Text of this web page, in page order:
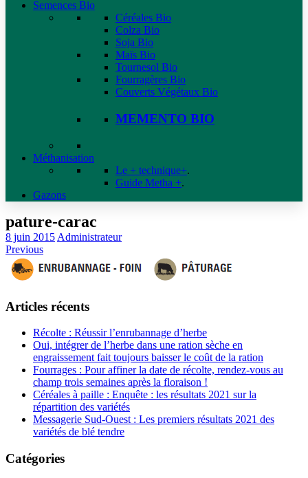
Semences Bio
Céréales Bio
Colza Bio
Soja Bio
Maïs Bio
Tournesol Bio
Fourragères Bio
Couverts Végétaux Bio
MEMENTO BIO
Méthanisation
Le + technique+.
Guide Metha +.
Gazons
pature-carac
8 juin 2015 Administrateur
Previous
Articles récents
Récolte : Réussir l’enrubannage d’herbe
Oui, intégrer de l’herbe dans une ration sèche en
engraissement fait toujours baisser le coût de la ration
Fourrages : Pour affiner la date de récolte, rendez-vous au
champ trois semaines après la floraison !
Céréales à paille : Enquête : les résultats 2021 sur la
répartition des variétés
Messagerie Sud-Ouest : Les premiers résultats 2021 des
variétés de blé tendre
Catégories